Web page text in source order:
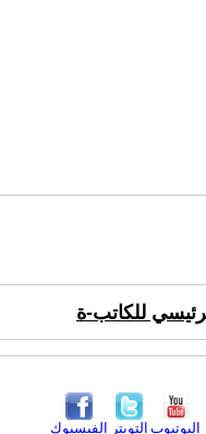
للكاتب-ة
الفيسبوك التويتر اليوتيوب